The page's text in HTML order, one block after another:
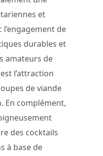
et
l’engagement de
durables et
amateurs de
l’attraction
de viande
En complément,
des cocktails
à base de